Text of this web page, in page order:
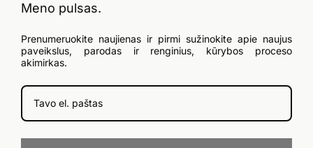
Meno pulsas.
Prenumeruokite naujienas ir pirmi sužinokite apie naujus
paveikslus, parodas ir renginius, kūrybos proceso
akimirkas.